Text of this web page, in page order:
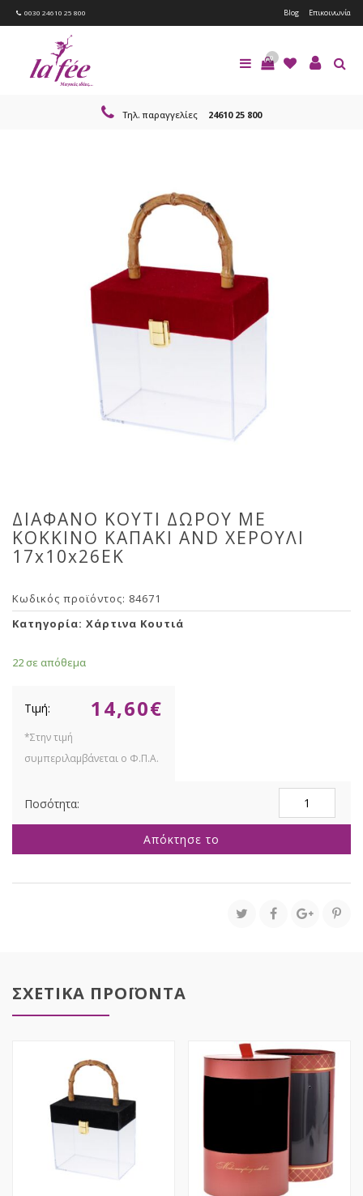
0030 24610 25 800 Blog Επικοινωνία
0
Τηλ. παραγγελίες 24610 25 800
ΔΙΑΦΑΝΟ ΚΟΥΤΙ ΔΩΡΟΥ ΜΕ
ΚΟΚΚΙΝΟ ΚΑΠΑΚΙ AND ΧΕΡΟΥΛΙ
17x10x26EK
Κωδικός προϊόντος: 84671
Κατηγορία: Χάρτινα Κουτιά
22 σε απόθεμα
14,60€
ΚΟΥΤΙ
ΔΩΡΟΥ
ΚΟΚΚΙΝΟ
ΧΕΡΟΥΛΙ
17x10x26EK
Απόκτησε το
ΣΧΕΤΙΚΑ ΠΡΟΪΟΝΤΑ